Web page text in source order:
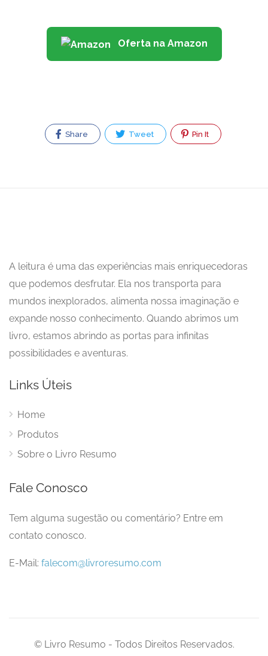
Oferta na Amazon
Share Tweet Pin It
A leitura é uma das experiências mais enriquecedoras
que podemos desfrutar. Ela nos transporta para
mundos inexplorados, alimenta nossa imaginação e
expande nosso conhecimento. Quando abrimos um
livro, estamos abrindo as portas para infinitas
possibilidades e aventuras.
Links Úteis
Home
Produtos
Sobre o Livro Resumo
Fale Conosco
Tem alguma sugestão ou comentário? Entre em
contato conosco.
E-Mail: falecom@livroresumo.com
© Livro Resumo - Todos Direitos Reservados.